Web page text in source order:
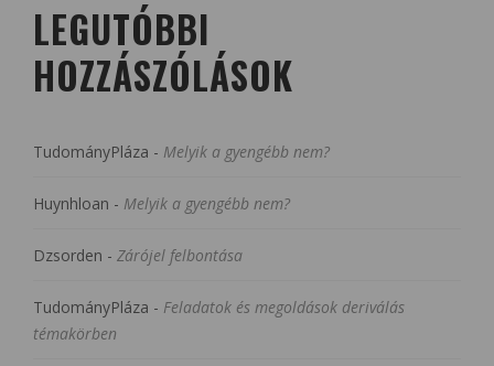
LEGUTÓBBI
HOZZÁSZÓLÁSOK
TudományPláza - Melyik a gyengébb nem?
Huynhloan - Melyik a gyengébb nem?
Dzsorden - Zárójel felbontása
TudományPláza - Feladatok és megoldások deriválás
témakörben